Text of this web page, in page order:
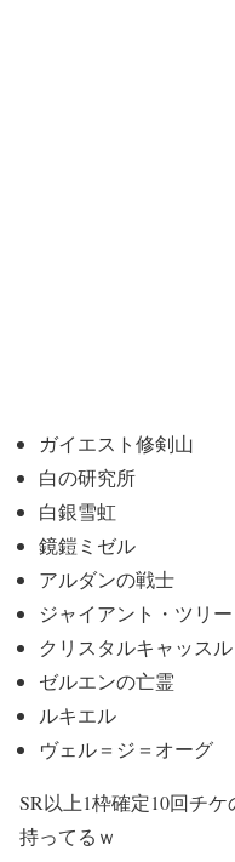
ガイエスト修剣山
白の研究所
白銀雪虹
鏡鎧ミゼル
アルダンの戦士
ジャイアント・ツリー
クリスタルキャッスル
ゼルエンの亡霊
ルキエル
ヴェル＝ジ＝オーグ
SR以上1枠確定10回チ
持ってるｗ